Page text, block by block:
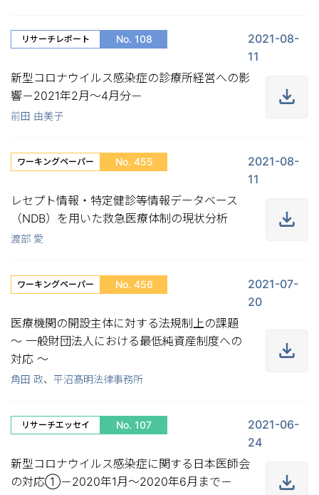
リサーチレポート No. 108
2021-08-
11
新型コロナウイルス感染症の診療所経営への影
響－2021年2月～4月分－
前田 由美子
ワーキングペーパー No. 455
2021-08-
11
レセプト情報・特定健診等情報データベース
（NDB）を用いた救急医療体制の現状分析
渡部 愛
ワーキングペーパー No. 456
2021-07-
20
医療機関の開設主体に対する法規制上の課題
～ 一般財団法人における最低純資産制度への
対応 ～
角田 政、 平沼髙明法律事務所
リサーチエッセイ No. 107
2021-06-
24
新型コロナウイルス感染症に関する日本医師会
の対応①－2020年1月～2020年6月まで－